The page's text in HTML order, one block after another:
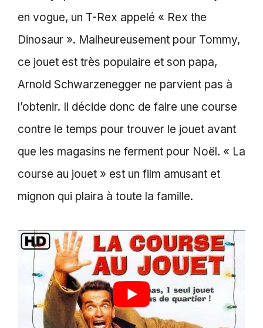
en vogue, un T-Rex appelé « Rex the
Dinosaur ». Malheureusement pour Tommy,
ce jouet est très populaire et son papa,
Arnold Schwarzenegger ne parvient pas à
l’obtenir. Il décide donc de faire une course
contre le temps pour trouver le jouet avant
que les magasins ne ferment pour Noël. « La
course au jouet » est un film amusant et
mignon qui plaira à toute la famille.